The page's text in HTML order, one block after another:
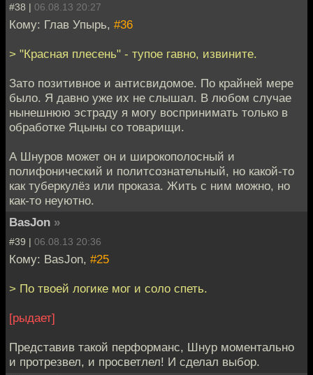
#38 | 06.08.13 20:27
Кому: Глав Упырь, #36
> "Красная плесень" - тупое гавно, извините.
Зато позитивное и антисвидомое. По крайней мере
было. Я давно уже их не слышал. В любом случае
нынешнюю эстраду я могу воспринимать только в
обработке Яцыны со товарищи.
А Шнуров может он и широкополосный и
полифонический и политсознательный, но какой-то
как туберкулёз или проказа. Жить с ним можно, но
как-то неуютно.
BasJon »
#39 | 06.08.13 20:36
Кому: BasJon, #25
> По твоей логике мог и соло спеть.
[рыдает]
Представив такой перформанс, Шнур моментально
и протрезвел, и просветлел! И сделал выбор.